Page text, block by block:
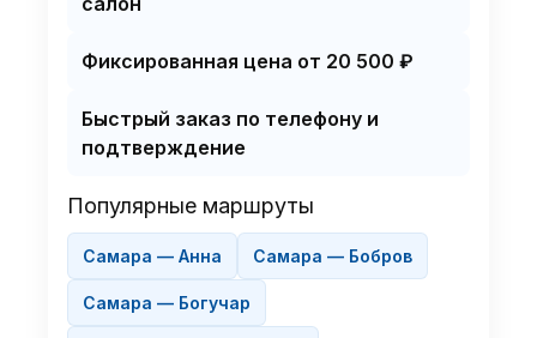
Фиксированная цена от 20 500 ₽
Быстрый заказ по телефону и
подтверждение
Популярные маршруты
Самара — Анна Самара — Бобров
Самара — Богучар